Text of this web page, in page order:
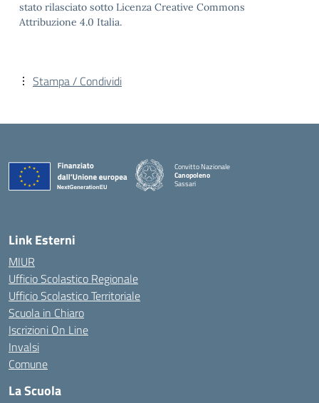
stato rilasciato sotto Licenza Creative Commons
Attribuzione 4.0 Italia.
Stampa / Condividi
Convitto Nazionale
Canopoleno
Sassari
Link Esterni
MIUR
Ufficio Scolastico Regionale
Ufficio Scolastico Territoriale
Scuola in Chiaro
Iscrizioni On Line
Invalsi
Comune
La Scuola